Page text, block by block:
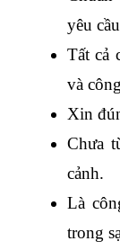
yêu
Tất cả
và
Xin
Chưa
cảnh.
Là
trong